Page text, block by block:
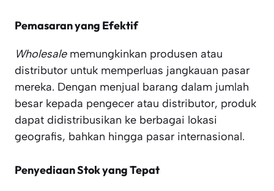
Pemasaran yang Efektif
Wholesale memungkinkan produsen atau
distributor untuk memperluas jangkauan pasar
mereka. Dengan menjual barang dalam jumlah
besar kepada pengecer atau distributor, produk
dapat didistribusikan ke berbagai lokasi
geografis, bahkan hingga pasar internasional.
Penyediaan Stok yang Tepat